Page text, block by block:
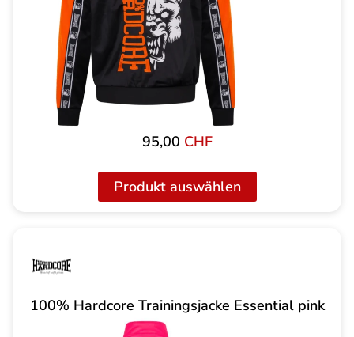
95,00 CHF
Produkt auswählen
100% Hardcore Trainingsjacke Essential pink